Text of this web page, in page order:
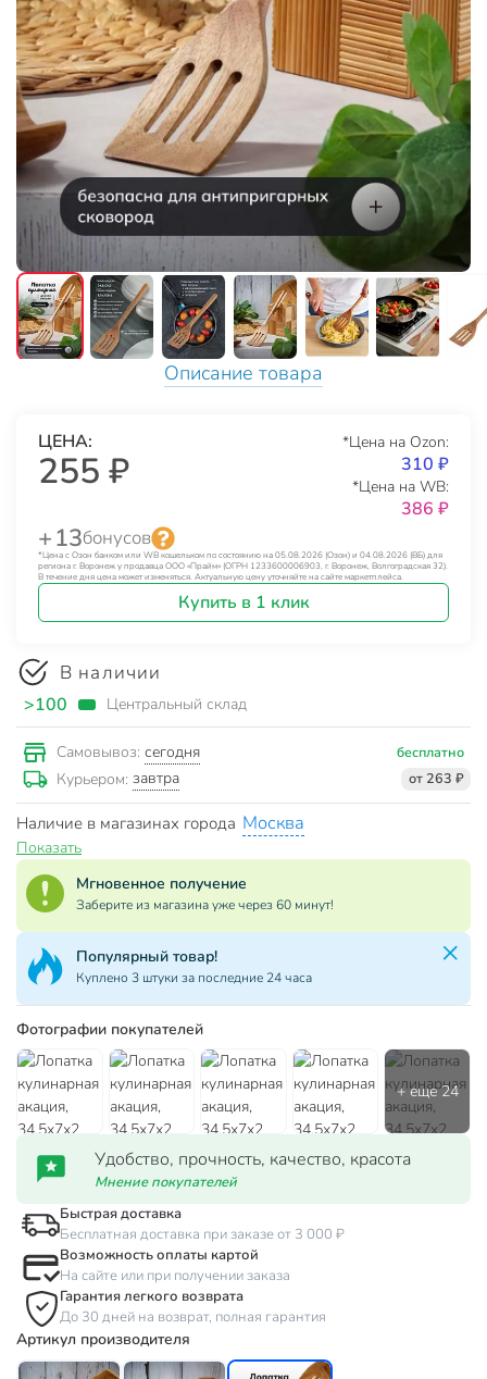
Описание товара
ЦЕНА:
255 ₽
*Цена на Ozon:
310 ₽
*Цена на WB:
386 ₽
+ 13бонусов
*Цена с Озон банком или WB кошельком по состоянию на 05.08.2026 (Озон) и 04.08.2026 (ВБ) для
региона г. Воронеж у продавца ООО «Прайм» (ОГРН 1233600006903, г. Воронеж, Волгоградская 32).
В течение дня цена может изменяться. Актуальную цену уточняйте на сайте маркетплейса.
Купить в 1 клик
В наличии
>100 Центральный склад
Самовывоз: сегодня бесплатно
Курьером: завтра от 263 ₽
Наличие в магазинах города Москва
Показать
Мгновенное получение
Заберите из магазина уже через 60 минут!
Популярный товар!
Куплено 3 штуки за последние 24 часа
Фотографии покупателей
Удобство, прочность, качество, красота
Мнение покупателей
Быстрая доставка
Бесплатная доставка при заказе от 3 000 ₽
Возможность оплаты картой
На сайте или при получении заказа
Гарантия легкого возврата
До 30 дней на возврат, полная гарантия
Артикул производителя